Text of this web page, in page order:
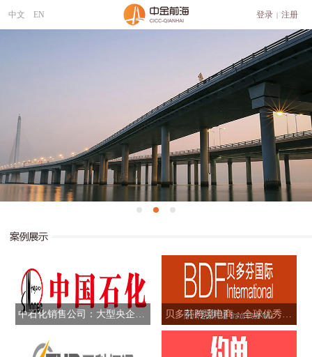
中文 EN 登录 | 注册
中石化销售公司：大型央企混合所有制改革标志性项目 贝多芬跨境电商：全球优秀品牌跨境B2B全网运营商